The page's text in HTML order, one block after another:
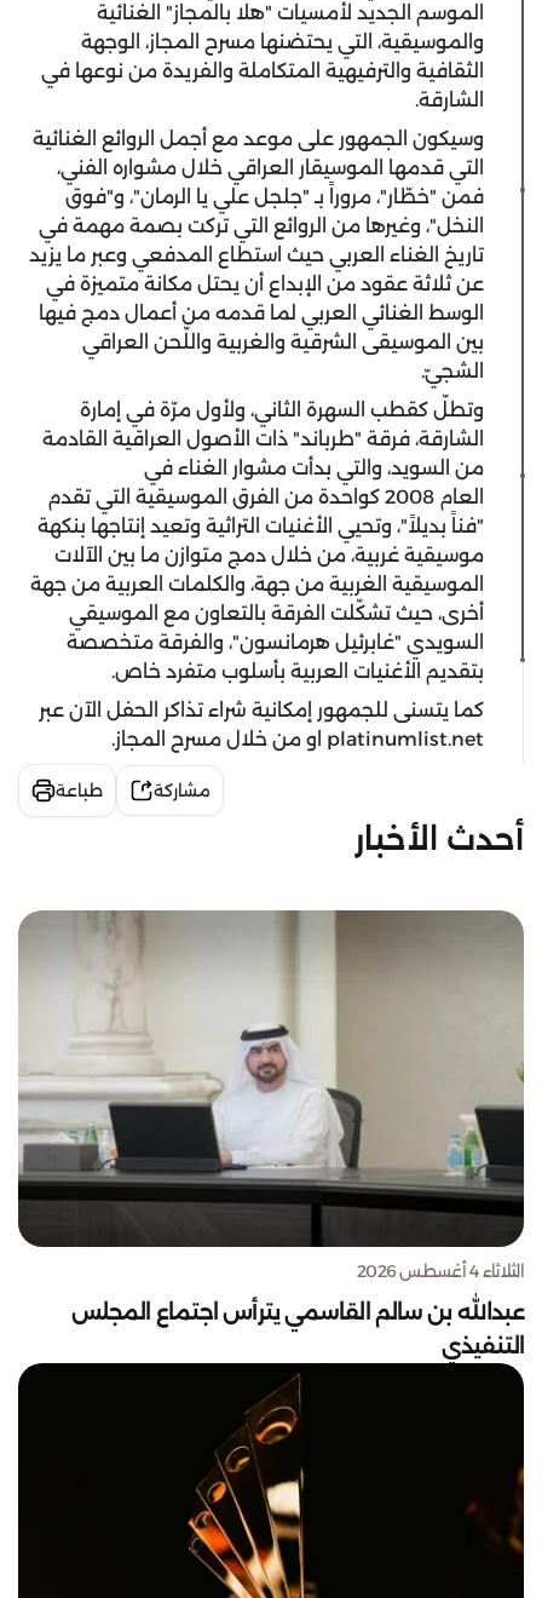
الموسم الجديد لأمسيات "هلا بالمجاز" الغنائية
والموسيقية، التي يحتضنها مسرح المجاز، الوجهة
الثقافية والترفيهية المتكاملة والفريدة من نوعها في
الشارقة.
وسيكون الجمهور على موعد مع أجمل الروائع الغنائية
التي قدمها الموسيقار العراقي خلال مشواره الفني،
فمن "خطّار"، مروراً بـ "جلجل علي يا الرمان"، و"فوق
النخل"، وغيرها من الروائع التي تركت بصمة مهمة في
تاريخ الغناء العربي حيث استطاع المدفعي وعبر ما يزيد
عن ثلاثة عقود من الإبداع أن يحتل مكانة متميزة في
الوسط الغنائي العربي لما قدمه من أعمال دمج فيها
بين الموسيقى الشرقية والغربية واللّحن العراقي
الشجيّ.
وتطلّ كقطب السهرة الثاني، ولأول مرّة في إمارة
الشارقة، فرقة "طرباند" ذات الأصول العراقية القادمة
من السويد، والتي بدأت مشوار الغناء في
العام 2008 كواحدة من الفرق الموسيقية التي تقدم
"فناً بديلاً"، وتحيي الأغنيات التراثية وتعيد إنتاجها بنكهة
موسيقية غربية، من خلال دمج متوازن ما بين الآلات
الموسيقية الغربية من جهة، والكلمات العربية من جهة
أخرى، حيث تشكّلت الفرقة بالتعاون مع الموسيقي
السويدي "غابرئيل هرمانسون"، والفرقة متخصصة
بتقديم الأغنيات العربية بأسلوب متفرد خاص.
كما يتسنى للجمهور إمكانية شراء تذاكر الحفل الآن عبر
platinumlist.net او من خلال مسرح المجاز.
مشاركة طباعة
أحدث الأخبار
الثلاثاء 4 أغسطس 2026
عبدالله بن سالم القاسمي يترأس اجتماع المجلس
التنفيذي